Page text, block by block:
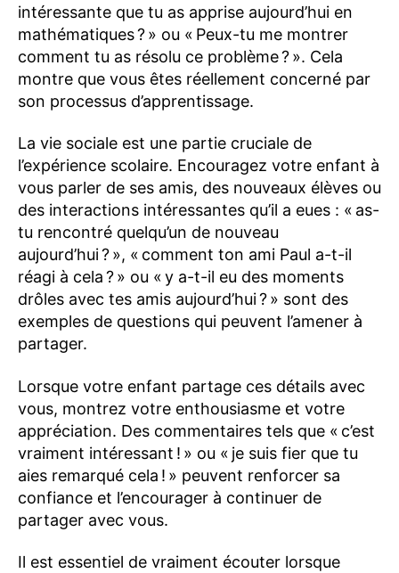
intéressante que tu as apprise aujourd’hui en
mathématiques ? » ou « Peux-tu me montrer
comment tu as résolu ce problème ? ». Cela
montre que vous êtes réellement concerné par
son processus d’apprentissage.
La vie sociale est une partie cruciale de
l’expérience scolaire. Encouragez votre enfant à
vous parler de ses amis, des nouveaux élèves ou
des interactions intéressantes qu’il a eues : « as-
tu rencontré quelqu’un de nouveau
aujourd’hui ? », « comment ton ami Paul a-t-il
réagi à cela ? » ou « y a-t-il eu des moments
drôles avec tes amis aujourd’hui ? » sont des
exemples de questions qui peuvent l’amener à
partager.
Lorsque votre enfant partage ces détails avec
vous, montrez votre enthousiasme et votre
appréciation. Des commentaires tels que « c’est
vraiment intéressant ! » ou « je suis fier que tu
aies remarqué cela ! » peuvent renforcer sa
confiance et l’encourager à continuer de
partager avec vous.
Il est essentiel de vraiment écouter lorsque